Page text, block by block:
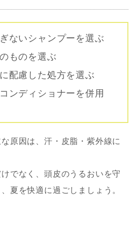
ないシャンプーを選ぶ
ものを選ぶ
配慮した処方を選ぶ
ンディショナーを併用
原因は、汗・皮脂・紫外線に
でなく、頭皮のうるおいを守
夏を快適に過ごしましょう。